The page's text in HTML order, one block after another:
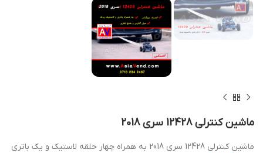
ماشین کنترلی 12428 سری 2018
ماشین کنترلی 12428 سری 2018 به همراه چهار حلقه لاستیک و یک باتری